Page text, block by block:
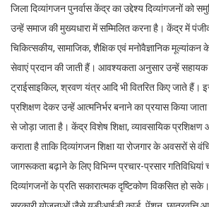
जिला दिव्यांगजन पुनर्वास केंद्र का उद्देश्य दिव्यांगजनों को
उन्हें समाज की मुख्यधारा में सम्मिलित करना है। केंद्र में
चिकित्सकीय, सामाजिक, शैक्षिक एवं मनोवैज्ञानिक
सेवाएं प्रदान की जाती हैं। आवश्यकता अनुसार उन्हें
ट्राईसाइकिल, श्रवण यंत्र आदि भी वितरित किए जाते हैं।
प्रशिक्षण देकर उन्हें आत्मनिर्भर बनाने का प्रयास किया
से जोड़ा जाता है। केंद्र विशेष शिक्षा, व्यावसायिक
कराता है ताकि दिव्यांगजन शिक्षा या रोजगार के अवसरों से
जागरूकता बढ़ाने के लिए विभिन्न प्रचार-प्रसार
दिव्यांगजनों के प्रति सकारात्मक दृष्टिकोण विकसित हो